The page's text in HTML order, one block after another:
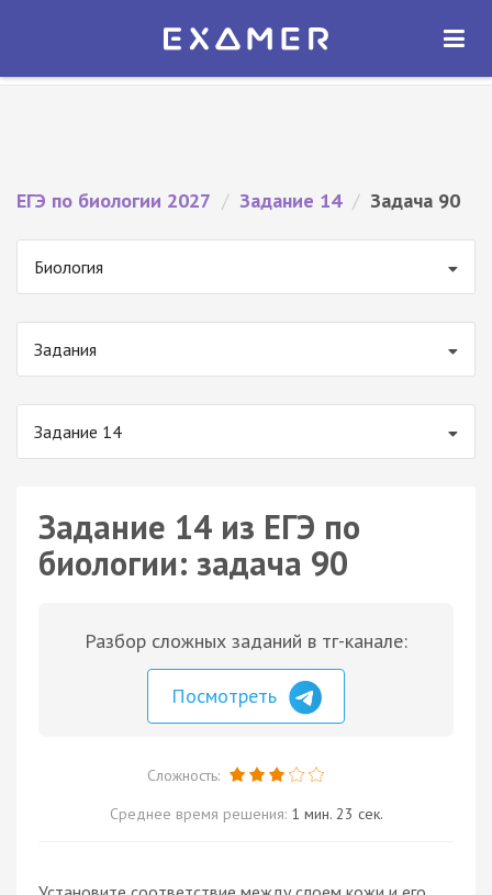
Экзамер — ЕГЭ 2027
ОТКРЫТЬ
ЕГЭ по биологии 2027 / Задание 14 / Задача 90
Биология
Задания
Задание 14
Задание 14 из ЕГЭ по
биологии: задача 90
Разбор сложных заданий в тг-канале:
Посмотреть
Сложность:
Среднее время решения: 1 мин. 23 сек.